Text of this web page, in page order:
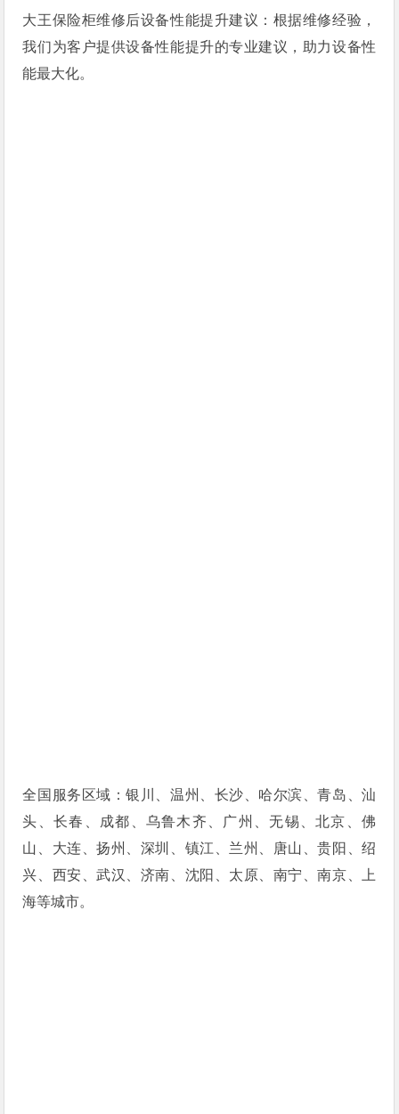
大王保险柜维修后设备性能提升建议：根据维修经验，
我们为客户提供设备性能提升的专业建议，助力设备性
能最大化。
全国服务区域：银川、温州、长沙、哈尔滨、青岛、汕
头、长春、成都、乌鲁木齐、广州、无锡、北京、佛
山、大连、扬州、深圳、镇江、兰州、唐山、贵阳、绍
兴、西安、武汉、济南、沈阳、太原、南宁、南京、上
海等城市。